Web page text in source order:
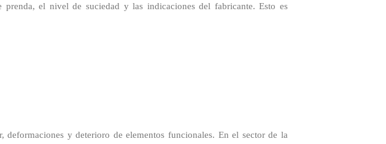
prenda, el nivel de suciedad y las indicaciones del fabricante. Esto es
deformaciones y deterioro de elementos funcionales. En el sector de la